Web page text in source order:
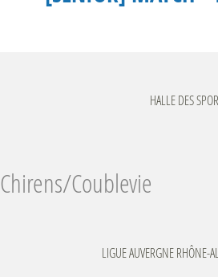
HALLE DES
Chirens/Coublevie
LIGUE AUVERGNE RHÔNE-